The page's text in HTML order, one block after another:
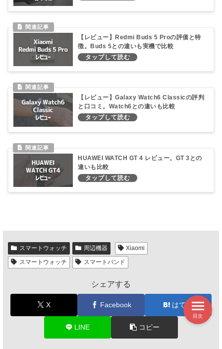
【レビュー】Redmi Buds 5 Proの評価と特
徴。Buds 5との違いも実機で比較
【レビュー】Galaxy Watch6 Classicの評判
と口コミ。Watch6との違いも比較
HUAWEI WATCH GT 4 レビュー。GT 3との
違いも比較
スマートウォッチ 周辺機器
Xiaomi
スマートウォッチ
スマートバンド
シェアする
X Facebook はてブ
LINE コピー
目次